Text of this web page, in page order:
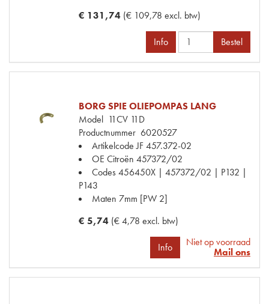
€ 131,74 (€ 109,78 excl. btw)
Info Bestel
BORG SPIE OLIEPOMPAS LANG
Model 11CV 11D
Productnummer 6020527
Artikelcode JF457.372-02
OE Citroën 457372/02
Codes456450X | 457372/02 | P132 |
P143
Maten 7mm [PW 2]
€ 5,74 (€ 4,78 excl. btw)
Info
Niet op voorraad
Mail ons